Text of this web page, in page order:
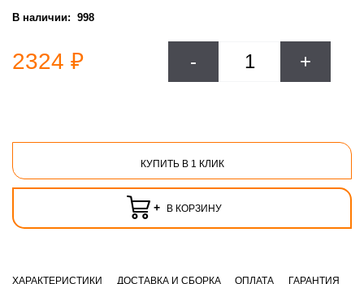
В наличии: 998
2324 ₽ - +
КУПИТЬ В 1 КЛИК
+ В КОРЗИНУ
ХАРАКТЕРИСТИКИ ДОСТАВКА И СБОРКА ОПЛАТА ГАРАНТИЯ